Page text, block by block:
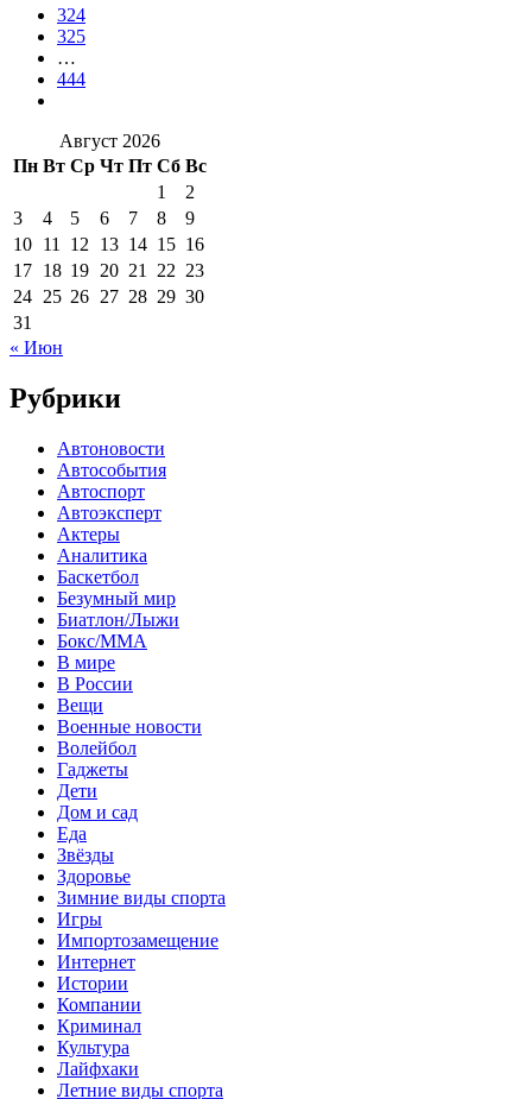
324
325
…
444
Август 2026
Пн Вт Ср Чт Пт Сб Вс
1
2
3
4 5 6 7 8
9
10 11 12 13 14 15 16
17 18 19 20 21 22 23
24 25 26 27 28 29 30
31
« Июн
Рубрики
Автоновости
Автособытия
Автоспорт
Автоэксперт
Актеры
Аналитика
Баскетбол
Безумный мир
Биатлон/Лыжи
Бокс/MMA
В мире
В России
Вещи
Военные новости
Волейбол
Гаджеты
Дети
Дом и сад
Еда
Звёзды
Здоровье
Зимние виды спорта
Игры
Импортозамещение
Интернет
Истории
Компании
Криминал
Культура
Лайфхаки
Летние виды спорта